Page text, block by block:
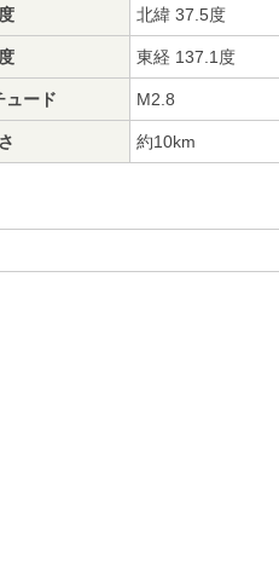
北緯 37.5度
東経 137.1度
ュード M2.8
約10km